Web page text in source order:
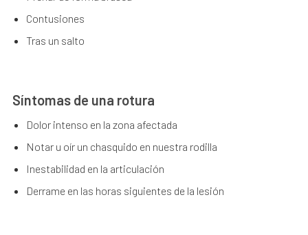
Contusiones
Tras un salto
Síntomas de una rotura
Dolor intenso en la zona afectada
Notar u oír un chasquido en nuestra rodilla
Inestabilidad en la articulación
Derrame en las horas siguientes de la lesión